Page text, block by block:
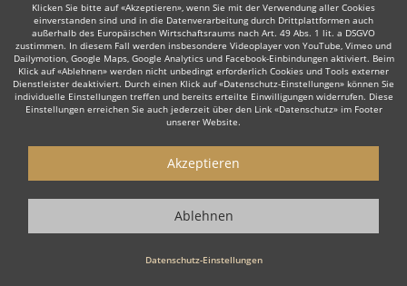
Rock Top 40 Alternative Band Schlager- & Oldies
Wie funktioniert's?
Starten Sie mit dem Button 'Kostenlos anfragen' eine Anfrage an die für
Showbands. Diesen Button finden Sie auf den jeweiligen Künstler-Profil-
Klicken Sie bitte auf «Akzeptieren», wenn Sie mit der Verwendung aller Cookies
einverstanden sind und in die Datenverarbeitung durch Drittplattformen auch
außerhalb des Europäischen Wirtschaftsraums nach Art. 49 Abs. 1 lit. a DSGVO
zustimmen. In diesem Fall werden insbesondere Videoplayer von YouTube, Vimeo und
Dailymotion, Google Maps, Google Analytics und Facebook-Einbindungen aktiviert. Beim
Klick auf «Ablehnen» werden nicht unbedingt erforderlich Cookies und Tools externer
Dienstleister deaktiviert. Durch einen Klick auf «Datenschutz-Einstellungen» können Sie
individuelle Einstellungen treffen und bereits erteilte Einwilligungen widerrufen. Diese
Einstellungen erreichen Sie auch jederzeit über den Link «Datenschutz» im Footer
unserer Website.
Datenschutz-Einstellungen
Akzeptieren
Ablehnen